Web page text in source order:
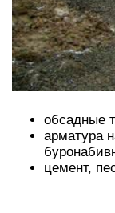
обсадные
арматура
цемент,